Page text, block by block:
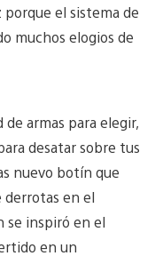
el sistema de
muchos elogios de
armas para elegir,
desatar sobre tus
nuevo botín que
derrotas en el
se inspiró en el
en un